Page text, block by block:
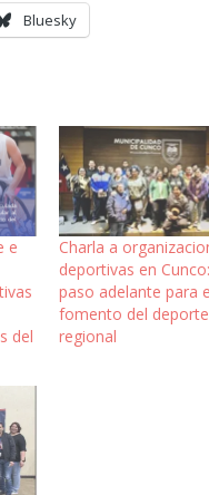
Bluesky
e
del
Charla a
deportivas en
paso adelante para
fomento del deporte
regional